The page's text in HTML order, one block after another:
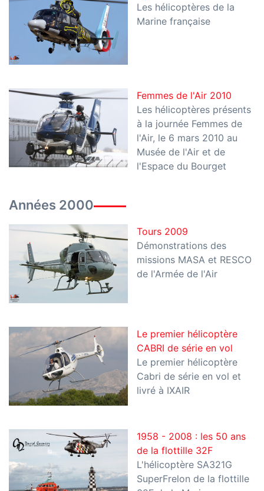
Les hélicoptères de la
Marine française
Femmes de l'Air 2010
Les hélicoptères présents
à la journée Femmes de
l'Air, le 6 mars 2010 au
Musée de l'Air et de
l'Espace du Bourget
Années 2000
Tours 2009
Démonstrations des
missions MASA et RESCO
de l'Armée de l'Air
Le premier hélicoptère
CABRI de série en vol
Le premier hélicoptère
Cabri de série en vol et
livré à IXAIR
1958 - 2008 : les 50 ans
de la flottille 32F
L'hélicoptère SA321G
SuperFrelon de la flottille